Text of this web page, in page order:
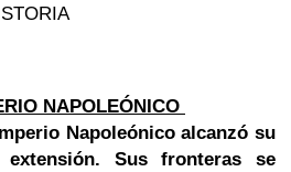
NAPOLEÓNICO
Napoleónico alcanzó su
Sus fronteras se